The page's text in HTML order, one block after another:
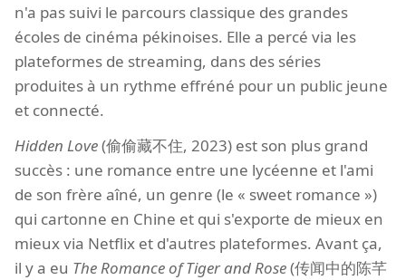
n'a pas suivi le parcours classique des grandes
écoles de cinéma pékinoises. Elle a percé via les
plateformes de streaming, dans des séries
produites à un rythme effréné pour un public jeune
et connecté.
Hidden Love(偷偷藏不住, 2023) est son plus grand
succès : une romance entre une lycéenne et l'ami
de son frère aîné, un genre (le « sweet romance »)
qui cartonne en Chine et qui s'exporte de mieux en
mieux via Netflix et d'autres plateformes. Avant ça,
il y a eu The Romance of Tiger and Rose(传闻中的陈芊